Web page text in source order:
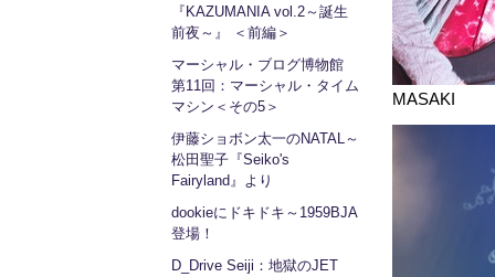
『KAZUMANIA vol.2～誕生
前夜～』 ＜前編＞
マーシャル・ブログ博物館
第11回：マーシャル・タイム
マシン＜その5＞
伊藤ショボン太一のNATAL～
松田聖子『Seiko's
Fairyland』より
dookieにドキドキ～1959BJA
登場！
D_Drive Seiji：地獄のJET
MASAKI